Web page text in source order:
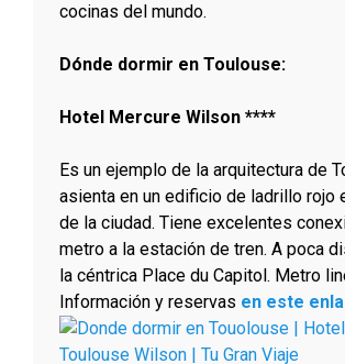
cocinas del mundo.
Dónde dormir en Toulouse:
Hotel Mercure Wilson ****
Es un ejemplo de la arquitectura de
asienta en un edificio de ladrillo rojo
de la ciudad. Tiene excelentes
metro a la estación de tren. A poca
la céntrica Place du Capitol. Metro
Información y reservas en este